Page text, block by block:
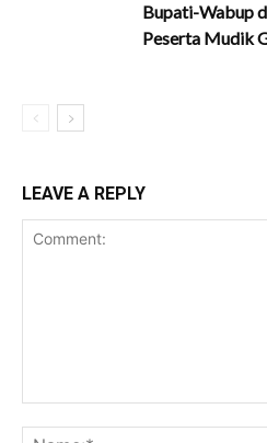
Bupati-Wabup
Peserta Mudik
LEAVE A REPLY